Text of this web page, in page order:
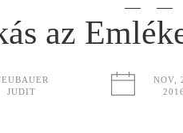
az
JUDIT
NOV,
2016